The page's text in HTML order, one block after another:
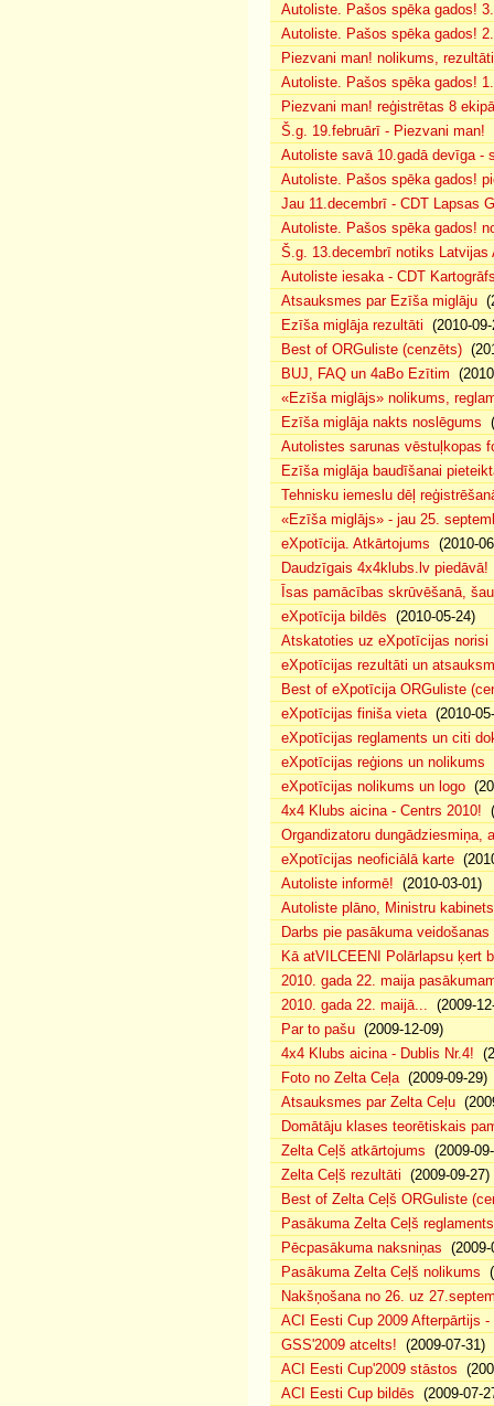
Autoliste. Pašos spēka gados!
Autoliste. Pašos spēka gados!
Piezvani man! nolikums,
Autoliste. Pašos spēka gados!
Piezvani man! reģistrētas 8
Š.g. 19.februārī - Piezvani man!
Autoliste savā 10.gadā devīga -
Autoliste. Pašos spēka gados!
Jau 11.decembrī - CDT Lapsas
Autoliste. Pašos spēka gados!
Š.g. 13.decembrī notiks Latvijas
Autoliste iesaka - CDT
Atsauksmes par Ezīša miglāju
Ezīša miglāja rezultāti (2010-
Best of ORGuliste (cenzēts)
BUJ, FAQ un 4aBo Ezītim
«Ezīša miglājs» nolikums,
Ezīša miglāja nakts noslēgums
Autolistes sarunas vēstuļkopas
Ezīša miglāja baudīšanai
Tehnisku iemeslu dēļ
«Ezīša miglājs» - jau 25.
eXpotīcija. Atkārtojums (2010-
Daudzīgais 4x4klubs.lv piedāvā!
Īsas pamācības skrūvēšanā,
eXpotīcija bildēs (2010-05-24)
Atskatoties uz eXpotīcijas norisi
eXpotīcijas rezultāti un
Best of eXpotīcija ORGuliste
eXpotīcijas finiša vieta(2010-
eXpotīcijas reglaments un citi
eXpotīcijas reģions un nolikums
eXpotīcijas nolikums un logo
4x4 Klubs aicina - Centrs 2010!
Organdizatoru dungādziesmiņa,
eXpotīcijas neoficiālā karte
Autoliste informē! (2010-03-01)
Autoliste plāno, Ministru
Darbs pie pasākuma
Kā atVILCEENI Polārlapsu ķert
2010. gada 22. maija
2010. gada 22. maijā... (2009-
Par to pašu (2009-12-09)
4x4 Klubs aicina - Dublis Nr.4!
Foto no Zelta Ceļa(2009-09-29)
Atsauksmes par Zelta Ceļu
Domātāju klases teorētiskais
Zelta Ceļš atkārtojums (2009-
Zelta Ceļš rezultāti (2009-09-27)
Best of Zelta Ceļš ORGuliste
Pasākuma Zelta Ceļš reglaments
Pēcpasākuma naksniņas (2009-
Pasākuma Zelta Ceļš nolikums
Nakšņošana no 26. uz
ACI Eesti Cup 2009 Afterpārtijs -
GSS'2009 atcelts! (2009-07-31)
ACI Eesti Cup'2009 stāstos
ACI Eesti Cup bildēs (2009-07-